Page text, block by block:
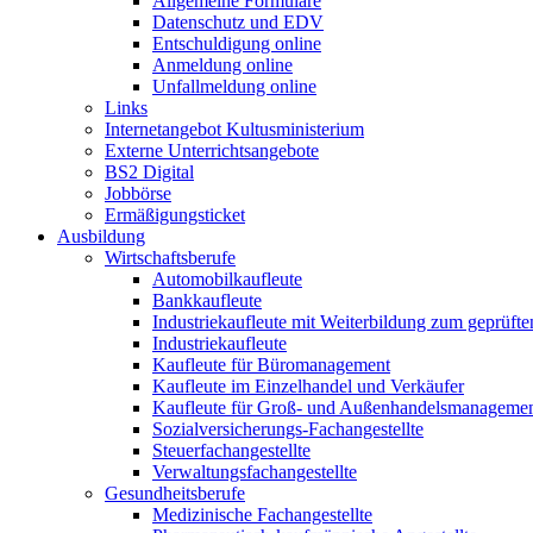
Datenschutz und EDV
Entschuldigung online
Anmeldung online
Unfallmeldung online
Links
Internetangebot Kultusministerium
Externe Unterrichtsangebote
BS2 Digital
Jobbörse
Ermäßigungsticket
Ausbildung
Wirtschaftsberufe
Automobilkaufleute
Bankkaufleute
Industriekaufleute mit Weiterbildung zum
Industriekaufleute
Kaufleute für Büromanagement
Kaufleute im Einzelhandel und Verkäufer
Kaufleute für Groß- und
Sozialversicherungs-Fachangestellte
Steuerfachangestellte
Verwaltungsfachangestellte
Gesundheitsberufe
Medizinische Fachangestellte